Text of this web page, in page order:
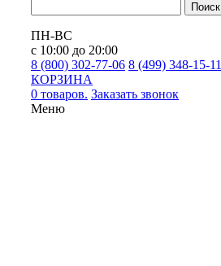
Поиск
ПН-ВС
с 10:00 до 20:00
8 (800) 302-77-06 8 (499) 348-15-11
КОРЗИНА
0 товаров. Заказать звонок
Меню